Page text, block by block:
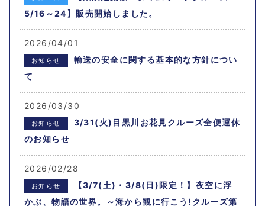
5/16～24】販売開始しました。
2026/04/01
お知らせ
輸送の安全に関する基本的な方針につい
て
2026/03/30
お知らせ
3/31(火)目黒川お花見クルーズ全便運休
のお知らせ
2026/02/28
お知らせ
【3/7(土)・3/8(日)限定！】夜空に浮
かぶ、物語の世界。～海から観に行こう!クルーズ第